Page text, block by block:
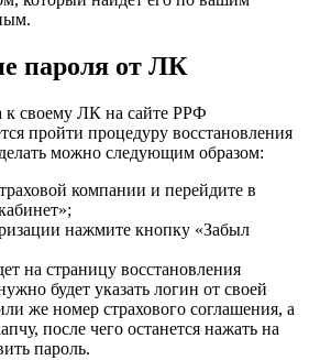
пароля от ЛК
к своему ЛК на сайте РРФ
пройти процедуру восстановления
можно следующим образом:
компании и перейдите в
нажмите кнопку «Забыл
на страницу восстановления
будет указать логин от своей
же номер страхового соглашения, а
после чего останется нажать на
пароль.